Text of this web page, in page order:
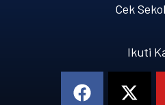
Cek
Ikuti